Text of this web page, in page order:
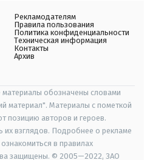
Рекламодателям
Правила пользования
Политика конфиденциальности
Техническая информация
Контакты
Архив
обозначены словами
материал". Материалы с пометкой
позицию авторов и героев.
их взглядов. Подробнее о рекламе
в правилах
защищены. © 2005—2022, ЗАО